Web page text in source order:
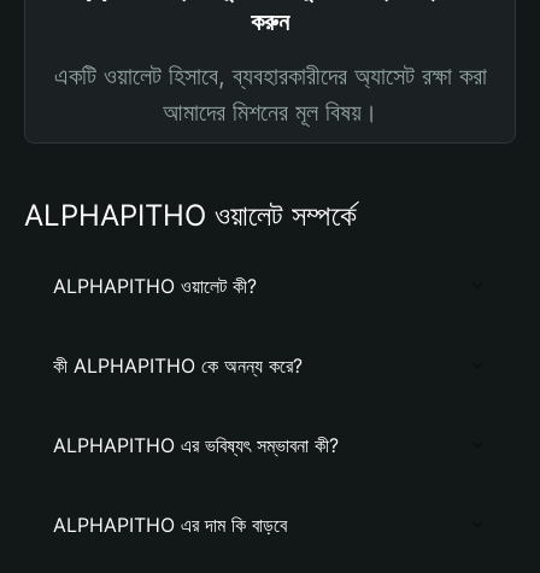
করুন
একটি ওয়ালেট হিসাবে, ব্যবহারকারীদের অ্যাসেট রক্ষা করা
আমাদের মিশনের মূল বিষয়।
ALPHAPITHO ওয়ালেট সম্পর্কে
ALPHAPITHO ওয়ালেট কী?
কী ALPHAPITHO কে অনন্য করে?
ALPHAPITHO এর ভবিষ্যৎ সম্ভাবনা কী?
ALPHAPITHO এর দাম কি বাড়বে